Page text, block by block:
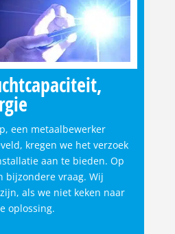
een metaalbewerker
kregen we het verzoek
aan te bieden. Op
bijzondere vraag. Wij
als we niet keken naar
oplossing.